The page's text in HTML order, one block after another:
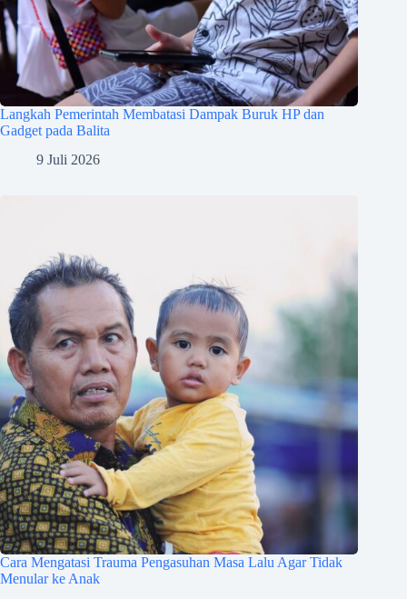
Langkah Pemerintah Membatasi Dampak Buruk HP dan
Gadget pada Balita
9 Juli 2026
Cara Mengatasi Trauma Pengasuhan Masa Lalu Agar Tidak
Menular ke Anak